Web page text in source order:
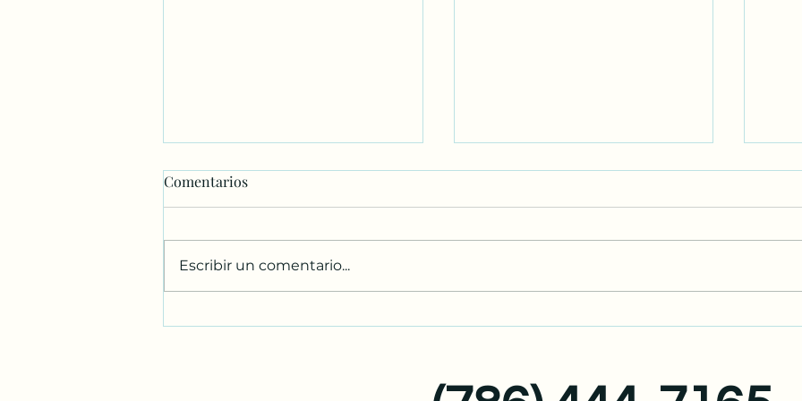
Comentarios
Escribir un comentario...